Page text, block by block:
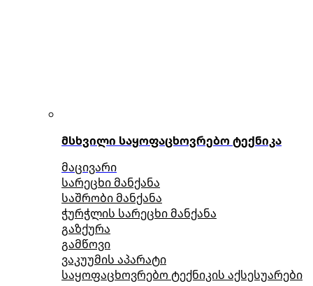
მსხვილი საყოფაცხოვრებო ტექნიკა
მაცივარი
სარეცხი მანქანა
საშრობი მანქანა
ჭურჭლის სარეცხი მანქანა
გაზქურა
გამწოვი
ვაკუუმის აპარატი
საყოფაცხოვრებო ტექნიკის აქსესუარები